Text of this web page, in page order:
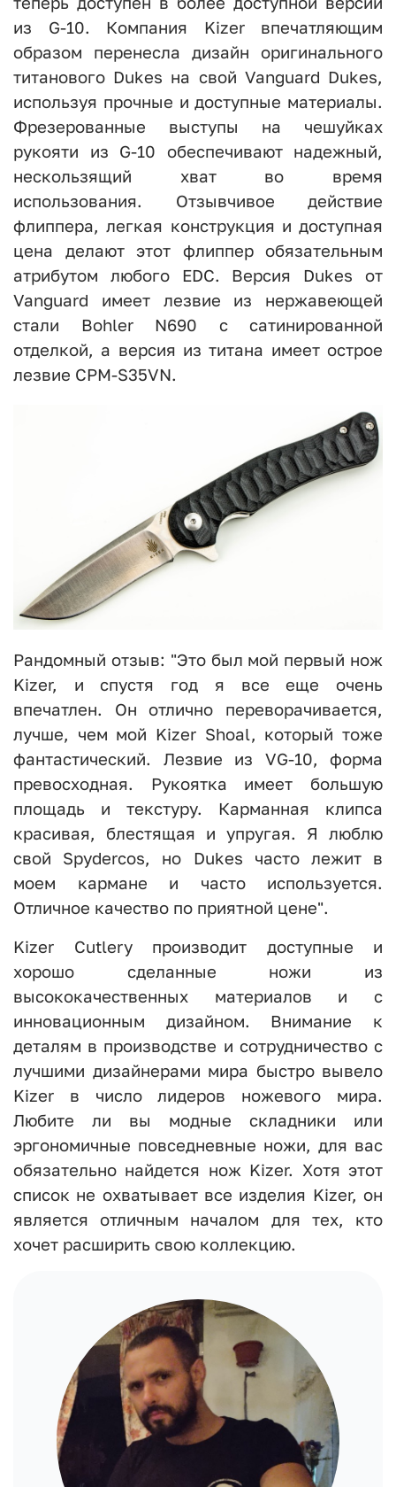
из G-10. Компания Kizer впечатляющим
образом перенесла дизайн оригинального
титанового Dukes на свой Vanguard Dukes,
используя прочные и доступные материалы.
Фрезерованные выступы на чешуйках
рукояти из G-10 обеспечивают надежный,
нескользящий хват во время
использования. Отзывчивое действие
флиппера, легкая конструкция и доступная
цена делают этот флиппер обязательным
атрибутом любого EDC. Версия Dukes от
Vanguard имеет лезвие из нержавеющей
стали Bohler N690 с сатинированной
отделкой, а версия из титана имеет острое
лезвие CPM-S35VN.
Рандомный отзыв: "Это был мой первый нож
Kizer, и спустя год я все еще очень
впечатлен. Он отлично переворачивается,
лучше, чем мой Kizer Shoal, который тоже
фантастический. Лезвие из VG-10, форма
превосходная. Рукоятка имеет большую
площадь и текстуру. Карманная клипса
красивая, блестящая и упругая. Я люблю
свой Spydercos, но Dukes часто лежит в
моем кармане и часто используется.
Отличное качество по приятной цене".
Kizer Cutlery производит доступные и
хорошо сделанные ножи из
высококачественных материалов и с
инновационным дизайном. Внимание к
деталям в производстве и сотрудничество с
лучшими дизайнерами мира быстро вывело
Kizer в число лидеров ножевого мира.
Любите ли вы модные складники или
эргономичные повседневные ножи, для вас
обязательно найдется нож Kizer. Хотя этот
список не охватывает все изделия Kizer, он
является отличным началом для тех, кто
хочет расширить свою коллекцию.